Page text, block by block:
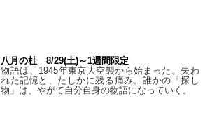
八月の杜 8/29(土)～1週間限定
物語は、1945年東京大空襲から始まった。失わ
れた記憶と、たしかに残る痛み。誰かの「探し
物」は、やがて自分自身の物語になっていく。